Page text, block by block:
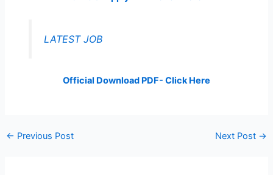
LATEST JOB
Official Download PDF- Click Here
← Previous Post Next Post →